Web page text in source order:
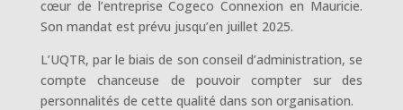
cœur de l’entreprise Cogeco Connexion en Mauricie.
Son mandat est prévu jusqu’en juillet 2025.
L’UQTR, par le biais de son conseil d’administration, se
compte chanceuse de pouvoir compter sur des
personnalités de cette qualité dans son organisation.